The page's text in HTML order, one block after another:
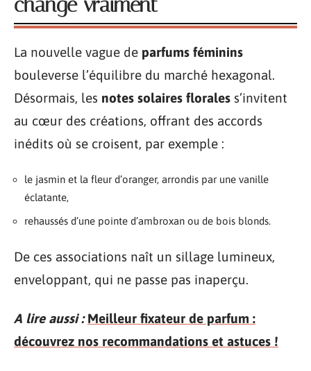
La nouvelle vague de parfums féminins
bouleverse l’équilibre du marché hexagonal.
Désormais, les notes solaires florales s’invitent
au cœur des créations, offrant des accords
inédits où se croisent, par exemple :
le jasmin et la fleur d’oranger, arrondis par une vanille
éclatante,
rehaussés d’une pointe d’ambroxan ou de bois blonds.
De ces associations naît un sillage lumineux,
enveloppant, qui ne passe pas inaperçu.
A lire aussi : Meilleur fixateur de parfum :
découvrez nos recommandations et astuces !